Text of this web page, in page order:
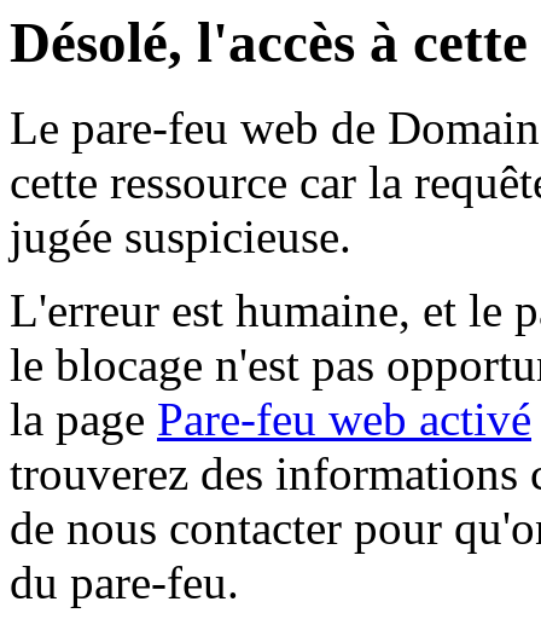
Désolé, l'accès à
Le pare-feu web de
cette ressource car la
jugée suspicieuse.
L'erreur est humaine, et le
le blocage n'est pas
la page Pare-feu web activé
trouverez des informations
de nous contacter pour
du pare-feu.